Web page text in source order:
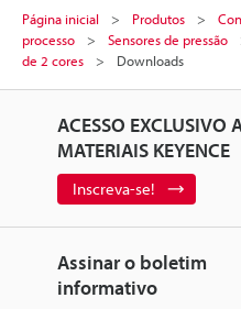
Página inicial Produtos
processo
Sensores de pressão
de 2 cores
Downloads
ACESSO EXCLUSIVO
MATERIAIS KEYENCE
Inscreva-se!
Assinar o boletim
informativo